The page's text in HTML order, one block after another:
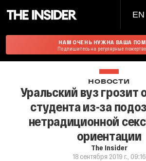
EN
НАМ ОЧЕНЬ НУЖНА ВАША
Подпишитесь на регулярные
НОВОСТИ
Уральский вуз грозит
студента из-за
нетрадиционной
ориентации
The Insider
18 сентября 2019 г., 09:16